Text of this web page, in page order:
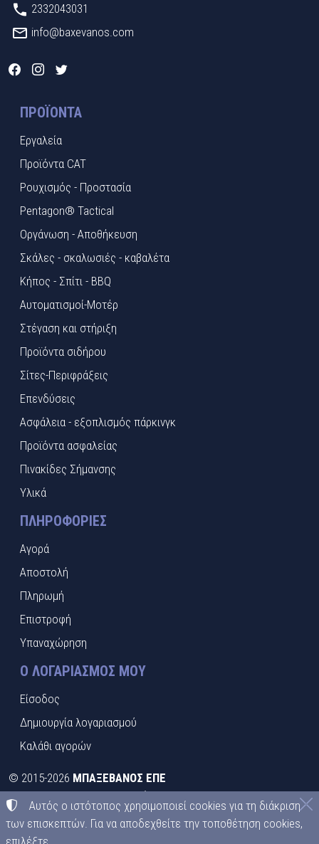
2332043031
info@baxevanos.com
ΠΡΟΪΌΝΤΑ
Εργαλεία
Προϊόντα CAT
Ρουχισμός - Προστασία
Pentagon® Tactical
Οργάνωση - Αποθήκευση
Σκάλες - σκαλωσιές - καβαλέτα
Κήπος - Σπίτι - BBQ
Αυτοματισμοί-Μοτέρ
Στέγαση και στήριξη
Προϊόντα σιδήρου
Σίτες-Περιφράξεις
Επενδύσεις
Ασφάλεια - εξοπλισμός πάρκινγκ
Προϊόντα ασφαλείας
Πινακίδες Σήμανσης
Υλικά
ΠΛΗΡΟΦΟΡΊΕΣ
Αγορά
Αποστολή
Πληρωμή
Επιστροφή
Υπαναχώρηση
Ο ΛΟΓΑΡΙΑΣΜΌΣ ΜΟΥ
Είσοδος
Δημιουργία λογαριασμού
Καλάθι αγορών
© 2015-2026 ΜΠΑΞΕΒΑΝΟΣ ΕΠΕ
ΑΦΜ:EL095413492• Αριθμός ΓΕΜΗ:021397526000
Όροι χρήσης •Πολιτική απορρήτου•Πολιτική cookies
Αυτός ο ιστότοπος χρησιμοποιεί cookies για τη διάκριση
των επισκεπτών. Για να αποδεχθείτε την τοποθέτηση cookies,
επιλέξτε